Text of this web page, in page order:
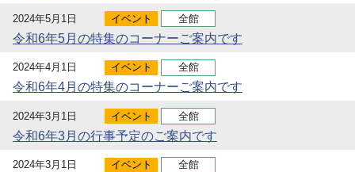
2024年5月1日 イベント 全館
令和6年5月の特集のコーナーご案内です
2024年4月1日 イベント 全館
令和6年4月の特集のコーナーご案内です
2024年3月1日 イベント 全館
令和6年3月の行事予定のご案内です
2024年3月1日 イベント 全館